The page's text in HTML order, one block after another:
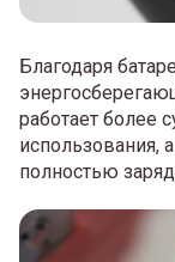
Благодаря
работает более
использования,
полностью